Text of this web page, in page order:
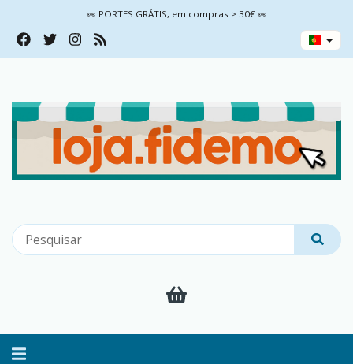
👀 PORTES GRÁTIS, em compras > 30€ 👀
Alternar